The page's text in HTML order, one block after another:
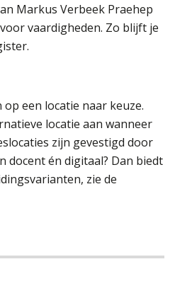
Markus Verbeek Praehep
vaardigheden. Zo blijft je
op een locatie naar keuze.
locatie aan wanneer
zijn gevestigd door
docent én digitaal? Dan biedt
zie de